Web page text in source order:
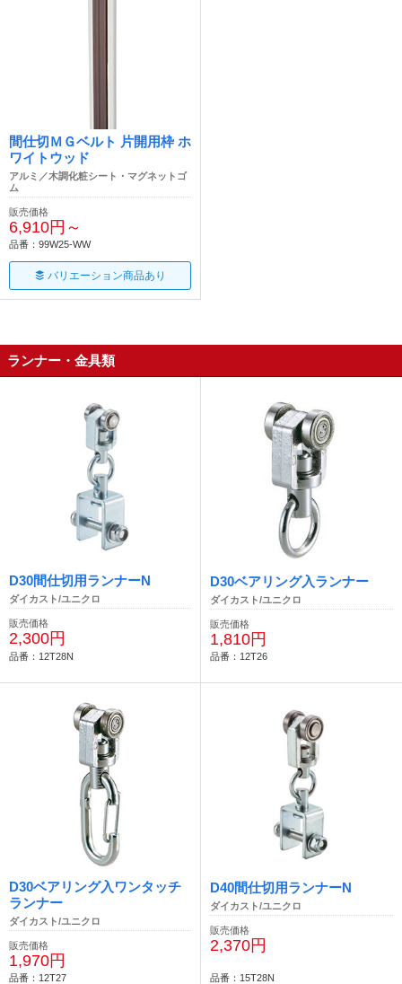
間仕切ＭＧベルト 片開用枠 ホ
ワイトウッド
アルミ／木調化粧シート・マグネットゴ
ム
販売価格
6,910円～
品番：99W25-WW
バリエーション商品あり
ランナー・金具類
D30間仕切用ランナーN
ダイカスト/ユニクロ
販売価格
2,300円
品番：12T28N
D30ベアリング入ランナー
ダイカスト/ユニクロ
販売価格
1,810円
品番：12T26
D30ベアリング入ワンタッチ
ランナー
ダイカスト/ユニクロ
販売価格
1,970円
品番：12T27
D40間仕切用ランナーN
ダイカスト/ユニクロ
販売価格
2,370円
品番：15T28N